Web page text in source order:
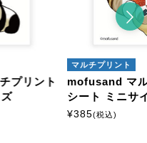
プリント
マルチプリント
mofusand マ
シート ミニサ
¥385(税込)